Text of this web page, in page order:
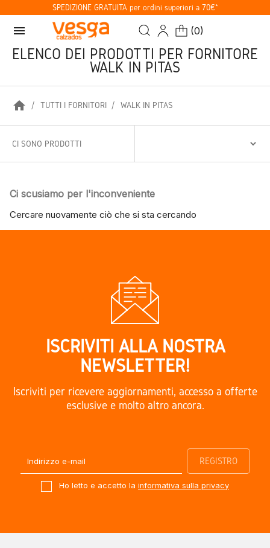
SPEDIZIONE GRATUITA per ordini superiori a 70€*
menu (0)
ELENCO DEI PRODOTTI PER FORNITORE
WALK IN PITAS
home TUTTI I FORNITORI WALK IN PITAS
CI SONO PRODOTTI
Ci scusiamo per l'inconveniente
Cercare nuovamente ciò che si sta cercando
ISCRIVITI ALLA NOSTRA
NEWSLETTER!
Iscriviti per ricevere aggiornamenti, accesso a offerte
esclusive e molto altro ancora.
Ho letto e accetto la informativa sulla privacy